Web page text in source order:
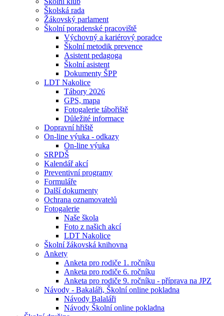
Školská rada
Žákovský parlament
Školní poradenské pracoviště
Výchovný a kariérový poradce
Školní metodik prevence
Asistent pedagoga
Školní asistent
Dokumenty ŠPP
LDT Nakolice
Tábory 2026
GPS, mapa
Fotogalerie tábořiště
Důležité informace
Dopravní hřiště
On-line výuka - odkazy
On-line výuka
SRPDŠ
Kalendář akcí
Preventivní programy
Formuláře
Další dokumenty
Ochrana oznamovatelů
Fotogalerie
Naše škola
Foto z našich akcí
LDT Nakolice
Školní žákovská knihovna
Ankety
Anketa pro rodiče 1. ročníku
Anketa pro rodiče 6. ročníku
Anketa pro rodiče 9. ročníku - příprava na JPZ
Návody - Bakaláři, Školní online pokladna
Návody Balaláři
Návody Školní online pokladna